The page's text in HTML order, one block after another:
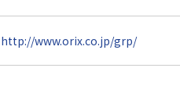
http://www.orix.co.jp/grp/